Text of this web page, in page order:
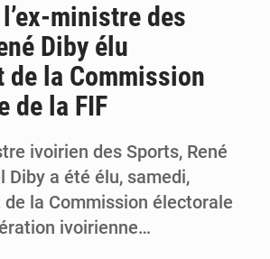
Congo-RDC : Brazzaville et Kinshasa renforcent leur coopération en faveur de la jeunesse
ministre des
Diby élu
de la Commission
de la FIF
ivoirien des Sports, René
Diby a été élu, samedi,
la Commission électorale
ivoirienne…